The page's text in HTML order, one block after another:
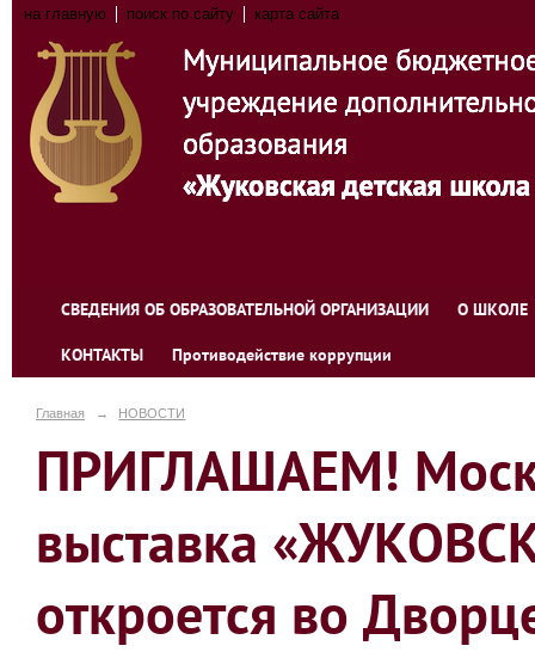
на главную поиск по сайту карта сайта
СВЕДЕНИЯ ОБ ОБРАЗОВАТЕЛЬНОЙ ОРГАНИЗАЦИИ О ШКОЛЕ
КОНТАКТЫ Противодействие коррупции
Главная → НОВОСТИ
ПРИГЛАШАЕМ!
выставка
откроется во